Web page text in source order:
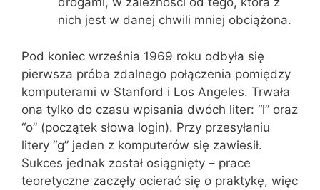
nich jest w danej chwili mniej obciążona.
Pod koniec września 1969 roku odbyła się
pierwsza próba zdalnego połączenia pomiędzy
komputerami w Stanford i Los Angeles. Trwała
ona tylko do czasu wpisania dwóch liter: “l” oraz
“o” (początek słowa login). Przy przesyłaniu
litery “g” jeden z komputerów się zawiesił.
Sukces jednak został osiągnięty – prace
teoretyczne zaczęły ocierać się o praktykę, więc